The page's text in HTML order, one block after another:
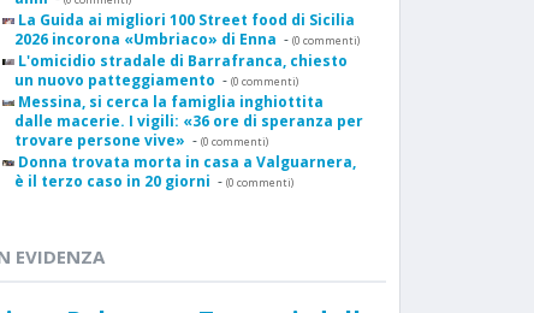
La Guida ai migliori 100 Street food di Sicilia
2026 incorona «Umbriaco» di Enna - (0 commenti)
L'omicidio stradale di Barrafranca, chiesto
un nuovo patteggiamento - (0 commenti)
Messina, si cerca la famiglia inghiottita
dalle macerie. I vigili: «36 ore di speranza per
trovare persone vive» - (0 commenti)
Donna trovata morta in casa a Valguarnera,
è il terzo caso in 20 giorni - (0 commenti)
EVIDENZA